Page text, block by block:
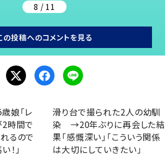
8 / 11
の投稿へのコメントを見る
娘「レ
時間で
るので
！」
滑り台で撮られた2人の幼馴
染 →20年ぶりに再会した結
果「感慨深い」「こういう関係
は大切にしていきたい」